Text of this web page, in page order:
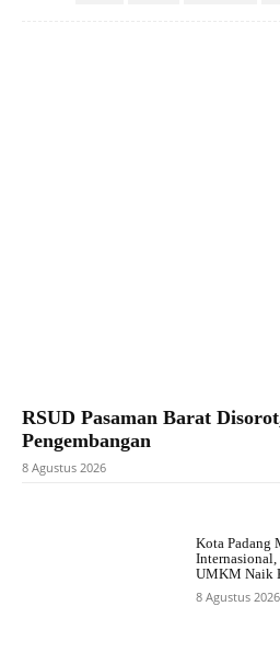
RSUD Pasaman Barat
Pengembangan
8 Agustus 2026
Kota Padang
Internasional,
UMKM Naik
8 Agustus 2026